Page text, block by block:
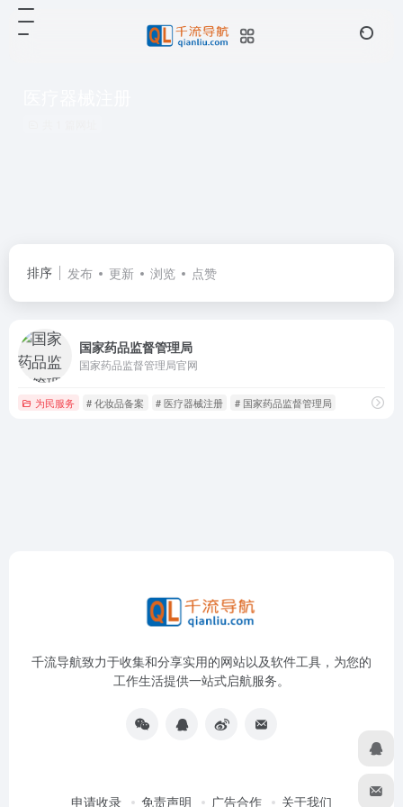
排序 发布 更新 浏览 点赞
国家药品监督管理局
国家药品监督管理局官网
为民服务 # 化妆品备案 # 医疗器械注册 # 国家药品监督管理局
千流导航致力于收集和分享实用的网站以及软件工具，为您的
工作生活提供一站式启航服务。
申请收录 免责声明 广告合作 关于我们